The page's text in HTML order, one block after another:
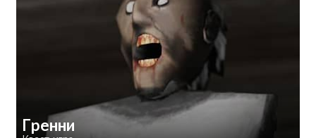
Гренни